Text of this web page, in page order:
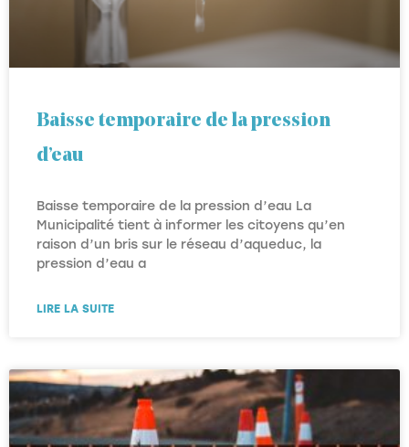
Baisse temporaire de la pression
d’eau
Baisse temporaire de la pression d’eau La
Municipalité tient à informer les citoyens qu’en
raison d’un bris sur le réseau d’aqueduc, la
pression d’eau a
LIRE LA SUITE